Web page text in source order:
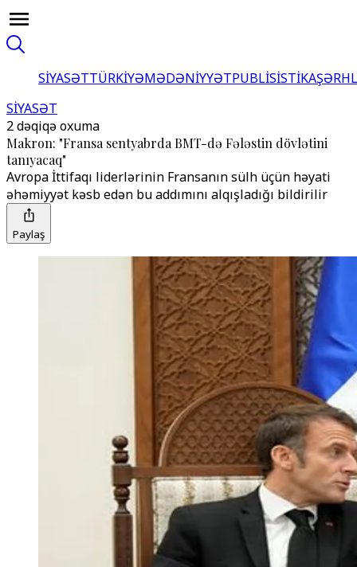
SİYASƏTTÜRKİYƏMƏDƏNİYYƏTPUBLİSİSTİKA
SİYASƏT
2 dəqiqə oxuma
Makron: "Fransa sentyabrda BMT-də Fələstin dövlətini
tanıyacaq"
Avropa İttifaqı liderlərinin Fransanın sülh üçün həyati
əhəmiyyət kəsb edən bu addımını alqışladığı bildirilir
Paylaş